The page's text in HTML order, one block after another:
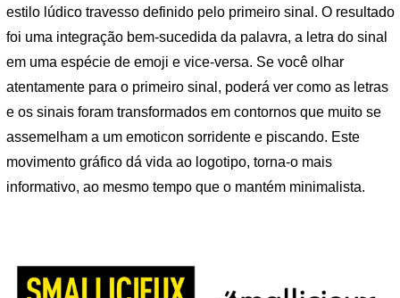
estilo lúdico travesso definido pelo primeiro sinal. O resultado
foi uma integração bem-sucedida da palavra, a letra do sinal
em uma espécie de emoji e vice-versa. Se você olhar
atentamente para o primeiro sinal, poderá ver como as letras
e os sinais foram transformados em contornos que muito se
assemelham a um emoticon sorridente e piscando. Este
movimento gráfico dá vida ao logotipo, torna-o mais
informativo, ao mesmo tempo que o mantém minimalista.